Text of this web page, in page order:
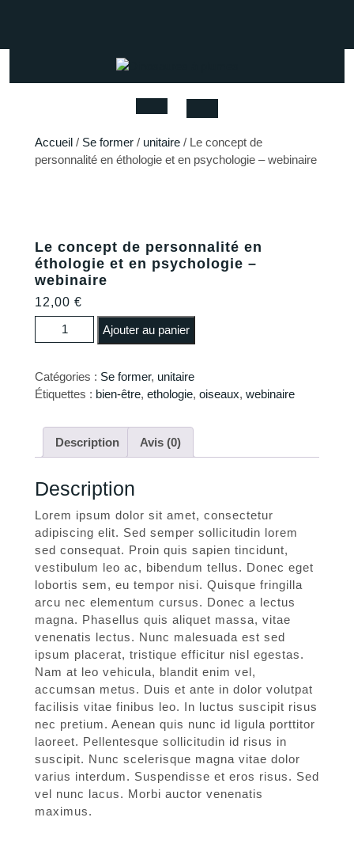
Open
Button
Accueil / Se former / unitaire / Le concept de
personnalité en éthologie et en psychologie – webinaire
Le concept de personnalité en
éthologie et en psychologie –
webinaire
12,00 €
quantité de Le concept de personnalité en éthologie et
en psychologie - webinaire
Ajouter au panier
Catégories : Se former, unitaire
Étiquettes : bien-être, ethologie, oiseaux, webinaire
Description Avis (0)
Description
Lorem ipsum dolor sit amet, consectetur
adipiscing elit. Sed semper sollicitudin lorem
sed consequat. Proin quis sapien tincidunt,
vestibulum leo ac, bibendum tellus. Donec eget
lobortis sem, eu tempor nisi. Quisque fringilla
arcu nec elementum cursus. Donec a lectus
magna. Phasellus quis aliquet massa, vitae
venenatis lectus. Nunc malesuada est sed
ipsum placerat, tristique efficitur nisl egestas.
Nam at leo vehicula, blandit enim vel,
accumsan metus. Duis et ante in dolor volutpat
facilisis vitae finibus leo. In luctus suscipit risus
nec pretium. Aenean quis nunc id ligula porttitor
laoreet. Pellentesque sollicitudin id risus in
suscipit. Nunc scelerisque magna vitae dolor
varius interdum. Suspendisse et eros risus. Sed
vel nunc lacus. Morbi auctor venenatis
maximus.